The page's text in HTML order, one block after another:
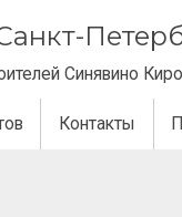
Синявино
Контакты